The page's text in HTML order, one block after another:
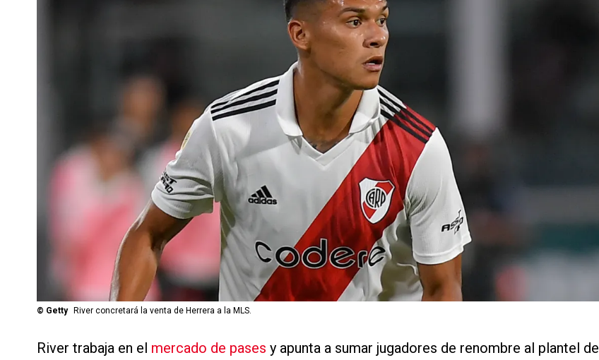
© Getty River concretará la venta de Herrera a la MLS.
River trabaja en el mercado de pases y apunta a sumar jugadores de renombre al plantel de